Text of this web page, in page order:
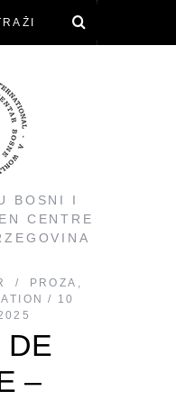
BOSNI I
CENTRE
PROZA ,
10
DE
–